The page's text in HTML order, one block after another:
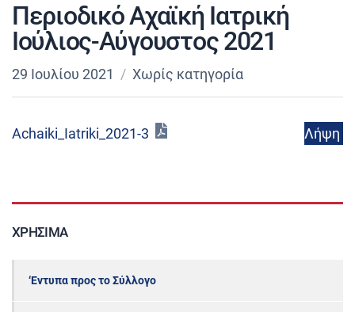
Περιοδικό Αχαϊκή Ιατρική
Ιούλιος-Αύγουστος 2021
29 Ιουλίου 2021 Χωρίς κατηγορία
Achaiki_Iatriki_2021-3 Λήψη
ΧΡΉΣΙΜΑ
‘Εντυπα προς το Σύλλογο